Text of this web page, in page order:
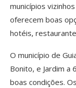
municípios
oferecem boas
hotéis,
O município de
Bonito, e Jardim a
boas condições.